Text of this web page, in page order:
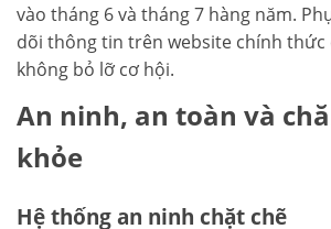
vào tháng 6 và tháng 7 hàng năm.
dõi thông tin trên website chính thức
không bỏ lỡ cơ hội.
An ninh, an toàn và
khỏe
Hệ thống an ninh chặt chẽ